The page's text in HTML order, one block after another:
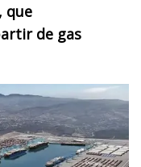
que
de gas